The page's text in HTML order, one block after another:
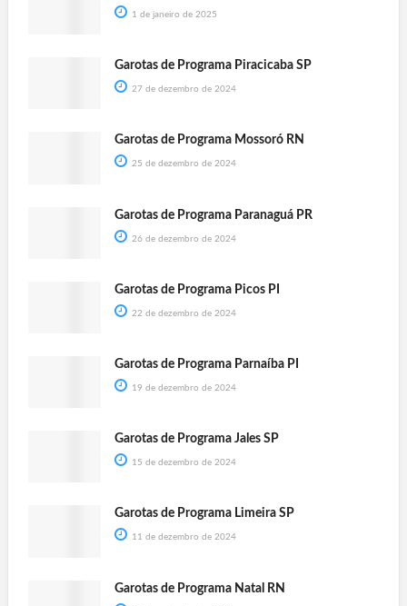
1 de janeiro de 2025
Garotas de Programa Piracicaba SP
27 de dezembro de 2024
Garotas de Programa Mossoró RN
25 de dezembro de 2024
Garotas de Programa Paranaguá PR
26 de dezembro de 2024
Garotas de Programa Picos PI
22 de dezembro de 2024
Garotas de Programa Parnaíba PI
19 de dezembro de 2024
Garotas de Programa Jales SP
15 de dezembro de 2024
Garotas de Programa Limeira SP
11 de dezembro de 2024
Garotas de Programa Natal RN